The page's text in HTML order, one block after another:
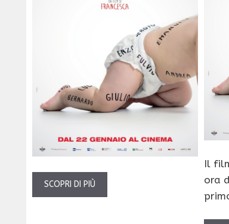
SCOPRI DI PIÙ
Il
ora